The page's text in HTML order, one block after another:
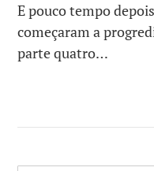
E pouco tempo
começaram a
parte quatro…